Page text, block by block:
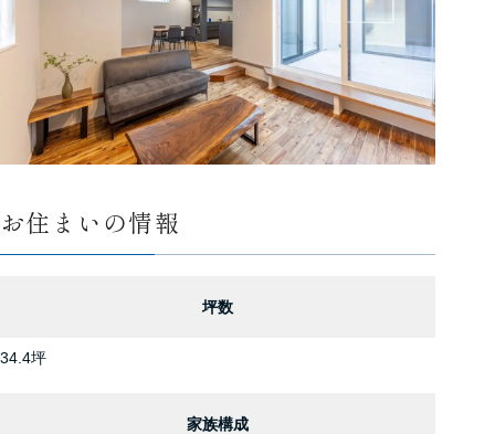
お住まいの情報
坪数
34.4坪
家族構成